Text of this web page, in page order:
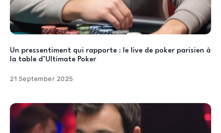
Un pressentiment qui rapporte : le live de poker parisien à
la table d’Ultimate Poker
21 September 2025